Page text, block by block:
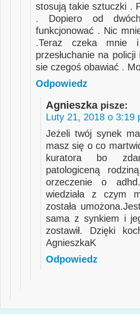
stosują takie sztuczki .
. Dopiero od
funkcjonować . Nic
.Teraz czeka mnie i
przesłuchanie na
sie czegoś obawiać .
Odpowiedz
Agnieszka pisze:
Luty 21, 2018 o 3:19
Jeżeli twój synek
masz się o co
kuratora bo
patologiceną
orzeczenie o
wiedziała z czym
została
sama z synkiem i
zostawił. Dzięki
AgnieszkaK
Odpowiedz